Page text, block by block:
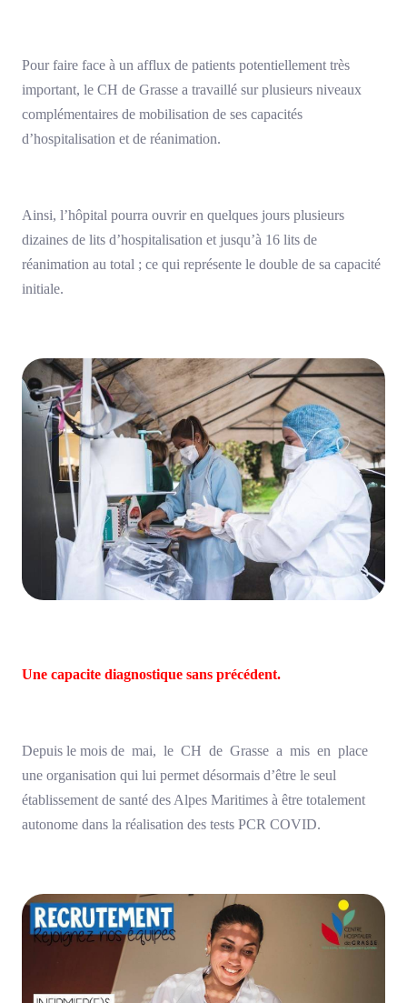
Pour faire face à un afflux de patients potentiellement très
important, le CH de Grasse a travaillé sur plusieurs niveaux
complémentaires de mobilisation de ses capacités
d’hospitalisation et de réanimation.
Ainsi, l’hôpital pourra ouvrir en quelques jours plusieurs
dizaines de lits d’hospitalisation et jusqu’à 16 lits de
réanimation au total ; ce qui représente le double de sa capacité
initiale.
Une capacite diagnostique sans précédent.
Depuis le mois de mai, le CH de Grasse a mis en place
une organisation qui lui permet désormais d’être le seul
établissement de santé des Alpes Maritimes à être totalement
autonome dans la réalisation des tests PCR COVID.